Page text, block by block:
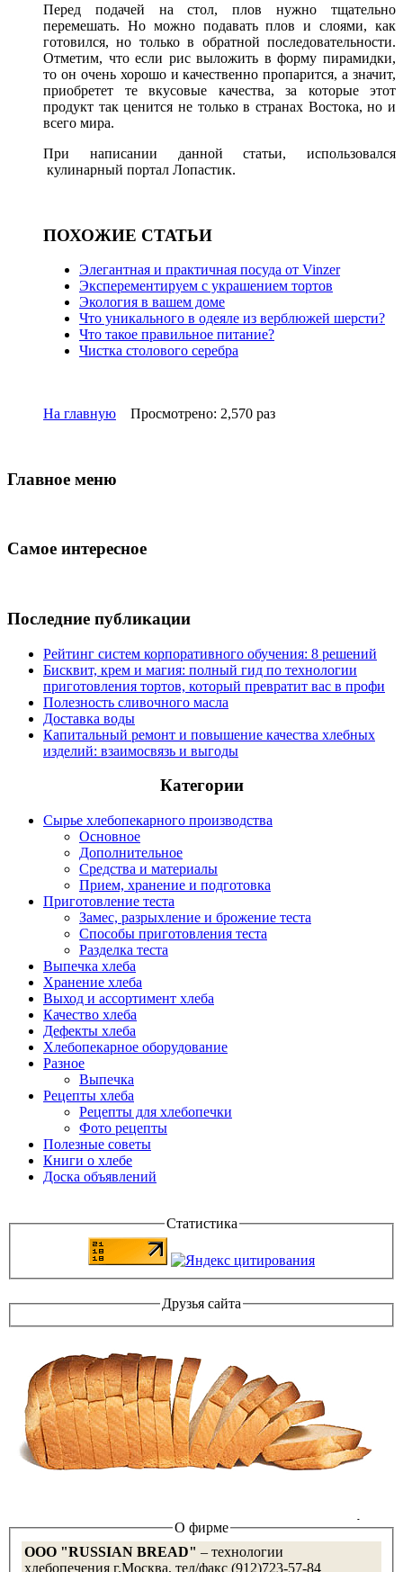
Перед подачей на стол, плов нужно тщательно
перемешать. Но можно подавать плов и слоями, как
готовился, но только в обратной последовательности.
Отметим, что если рис выложить в форму пирамидки,
то он очень хорошо и качественно пропарится, а значит,
приобретет те вкусовые качества, за которые этот
продукт так ценится не только в странах Востока, но и
всего мира.
При написании данной статьи, использовался
кулинарный портал Лопастик.
ПОХОЖИЕ СТАТЬИ
Элегантная и практичная посуда от Vinzer
Эксперементируем с украшением тортов
Экология в вашем доме
Что уникального в одеяле из верблюжей шерсти?
Что такое правильное питание?
Чистка столового серебра
На главную Просмотрено: 2,570 раз
Главное меню
Самое интересное
Последние публикации
Рейтинг систем корпоративного обучения: 8 решений
Бисквит, крем и магия: полный гид по технологии
приготовления тортов, который превратит вас в профи
Полезность сливочного масла
Доставка воды
Капитальный ремонт и повышение качества хлебных
изделий: взаимосвязь и выгоды
Категории
Сырье хлебопекарного производства
Основное
Дополнительное
Средства и материалы
Прием, хранение и подготовка
Приготовление теста
Замес, разрыхление и брожение теста
Способы приготовления теста
Разделка теста
Выпечка хлеба
Хранение хлеба
Выход и ассортимент хлеба
Качество хлеба
Дефекты хлеба
Хлебопекарное оборудование
Разное
Выпечка
Рецепты хлеба
Рецепты для хлебопечки
Фото рецепты
Полезные советы
Книги о хлебе
Доска объявлений
Статистика
Друзья сайта
О фирме
OOO "RUSSIAN BREAD" – технологии
хлебопечения г.Москва, тел/факс (912)723-57-84